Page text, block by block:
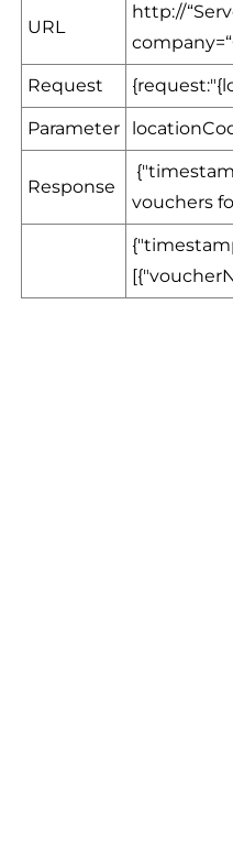
URL
http://
Request
Parameter
Response
vouchers